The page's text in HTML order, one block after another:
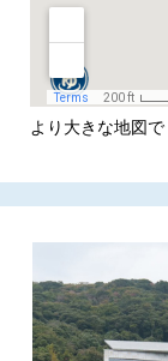
より大きな地図で